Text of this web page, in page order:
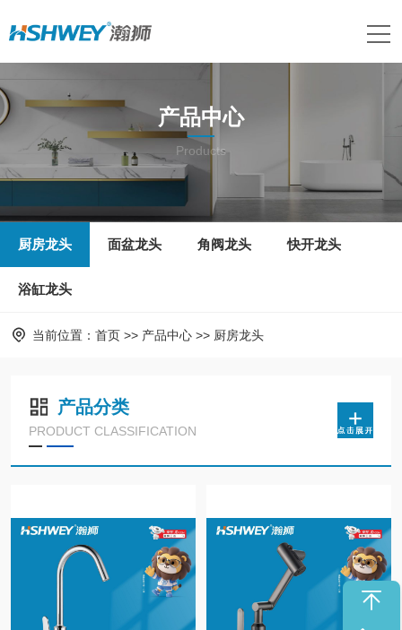
产品中心
Products
厨房龙头 面盆龙头 角阀龙头 快开龙头
浴缸龙头
当前位置： 首页 >> 产品中心 >> 厨房龙头
产品分类
PRODUCT CLASSIFICATION